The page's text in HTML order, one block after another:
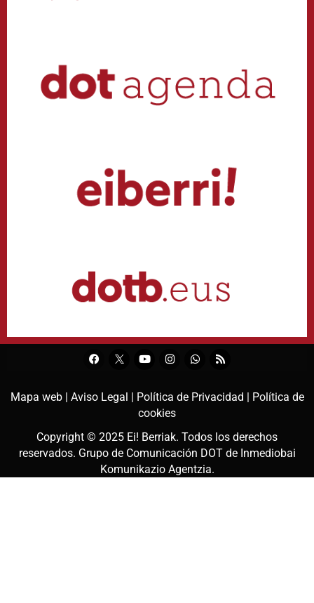
Mapa web | Aviso Legal | Política de Privacidad | Política de
cookies
Copyright © 2025 Ei! Berriak. Todos los derechos
reservados. Grupo de Comunicación DOT de Inmediobai
Komunikazio Agentzia.